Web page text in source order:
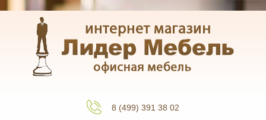
8 (499) 391 38 02